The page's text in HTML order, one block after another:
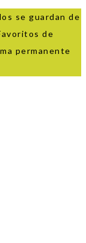
se guardan de
de
permanente